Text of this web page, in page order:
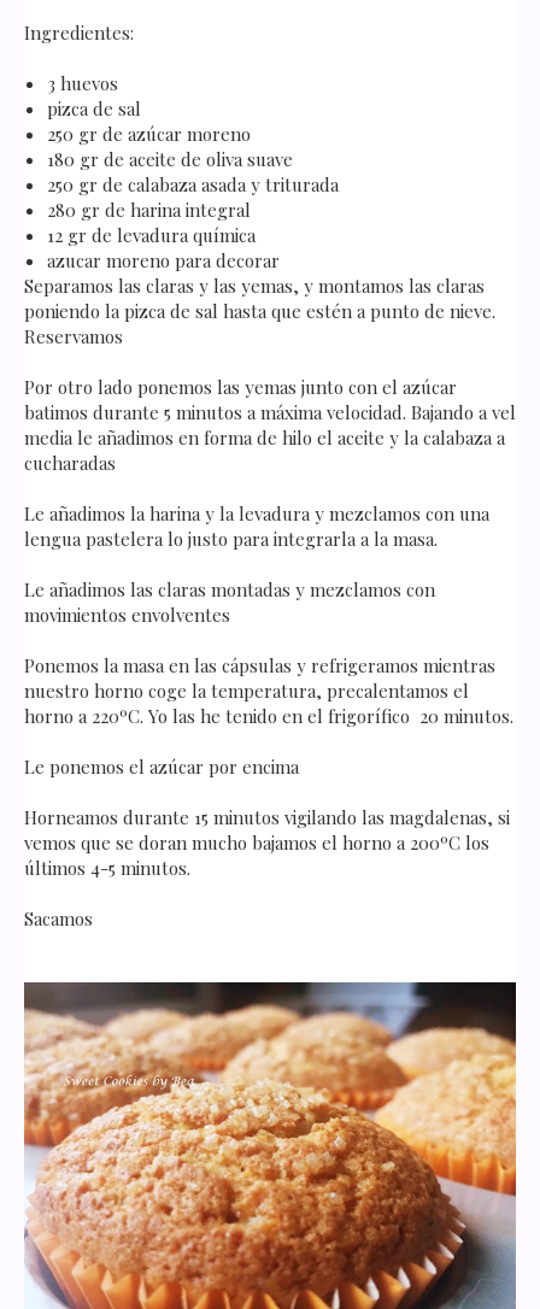
Ingredientes:
3 huevos
pizca de sal
250 gr de azúcar moreno
180 gr de aceite de oliva suave
250 gr de calabaza asada y triturada
280 gr de harina integral
12 gr de levadura química
azucar moreno para decorar
Separamos las claras y las yemas, y montamos las claras
poniendo la pizca de sal hasta que estén a punto de nieve.
Reservamos
Por otro lado ponemos las yemas junto con el azúcar
batimos durante 5 minutos a máxima velocidad. Bajando a vel
media le añadimos en forma de hilo el aceite y la calabaza a
cucharadas
Le añadimos la harina y la levadura y mezclamos con una
lengua pastelera lo justo para integrarla a la masa.
Le añadimos las claras montadas y mezclamos con
movimientos envolventes
Ponemos la masa en las cápsulas y refrigeramos mientras
nuestro horno coge la temperatura, precalentamos el
horno a 220ºC. Yo las he tenido en el frigorífico 20 minutos.
Le ponemos el azúcar por encima
Horneamos durante 15 minutos vigilando las magdalenas, si
vemos que se doran mucho bajamos el horno a 200ºC los
últimos 4-5 minutos.
Sacamos